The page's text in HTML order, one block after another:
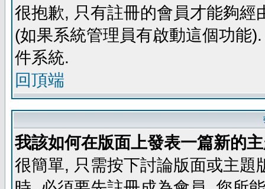
很抱歉, 只有註冊的會員才能夠
(如果系統管理員有啟動這個功能
件系統.
回頂端
我該如何在版面上發表一篇新的
很簡單, 只需按下討論版面或主